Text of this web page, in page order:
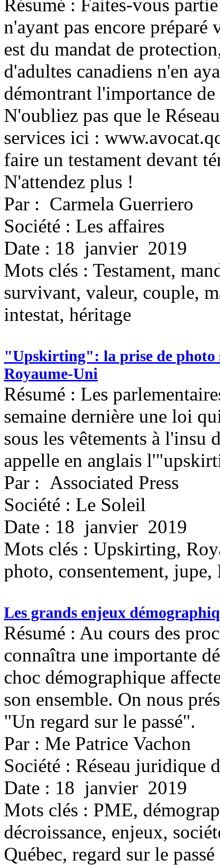
Résumé : Faites-vous
n'ayant pas encore
est du mandat de
d'adultes canadiens n'en
démontrant l'importance
N'oubliez pas que le
services ici :
faire un testament devant
N'attendez plus !
Par : Carmela Guerriero
Société : Les affaires
Date : 18 janvier 2019
Mots clés : Testament,
survivant, valeur, couple,
intestat, héritage
"Upskirting": la prise de photo
Royaume-Uni
Résumé : Les
semaine dernière une loi
sous les vêtements à l'insu
appelle en anglais
Par : Associated Press
Société : Le Soleil
Date : 18 janvier 2019
Mots clés : Upskirting,
photo, consentement,
Les grands enjeux
Résumé : Au cours des
connaîtra une importante
choc démographique
son ensemble. On nous
"Un regard sur le passé".
Par : Me Patrice Vachon
Société : Réseau juridique
Date : 18 janvier 2019
Mots clés : PME,
décroissance, enjeux,
Québec, regard sur le passé